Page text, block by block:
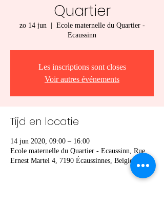
Quartier
zo 14 jun
  |
Ecole maternelle du Quartier -
Ecaussinn
Les inscriptions sont closes
Voir autres événements
Tijd en locatie
14 jun 2020, 09:00 – 16:00
Ecole maternelle du Quartier - Ecaussinn, Rue
Ernest Martel 4, 7190 Écaussinnes, Belgique